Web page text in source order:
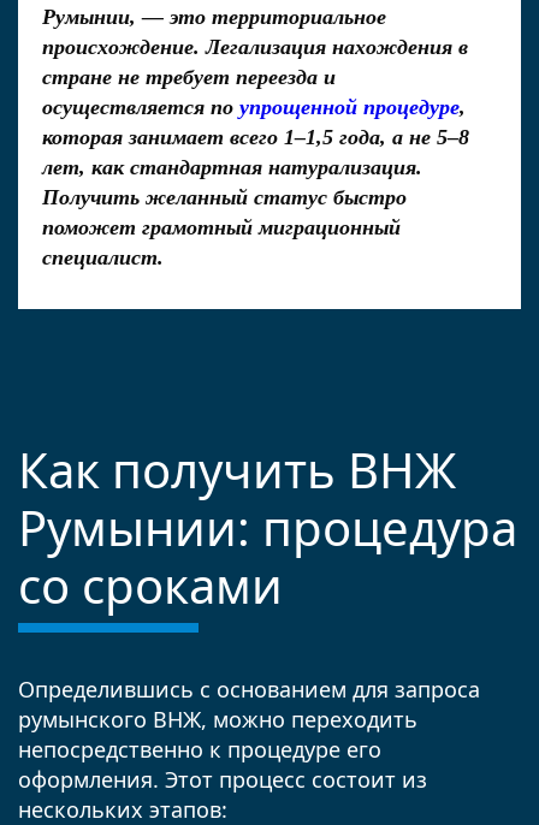
Румынии, — это территориальное
происхождение. Легализация нахождения в
стране не требует переезда и
осуществляется по упрощенной процедуре,
которая занимает всего 1–1,5 года, а не 5–8
лет, как стандартная натурализация.
Получить желанный статус быстро
поможет грамотный миграционный
специалист.
Как получить ВНЖ
Румынии: процедура
со сроками
Определившись с основанием для запроса
румынского ВНЖ, можно переходить
непосредственно к процедуре его
оформления. Этот процесс состоит из
нескольких этапов: